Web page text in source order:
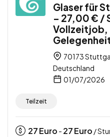
Glaser für
– 27,00 € /
Vollzeitjob,
70173
Deutschland
01/07/2026
Teilzeit
27Euro - 27Euro /